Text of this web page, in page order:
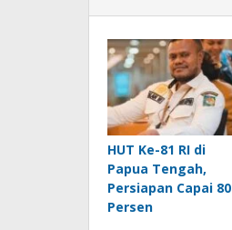
HUT Ke-81 RI di
Papua Tengah,
Persiapan Capai 80
Persen